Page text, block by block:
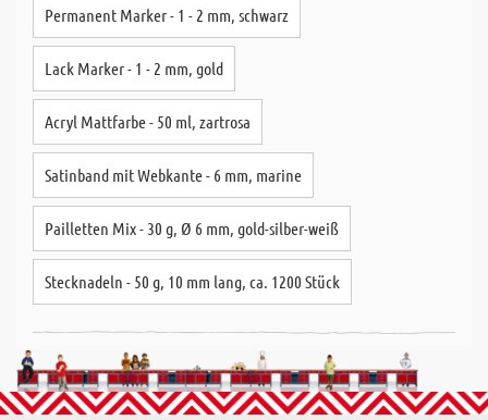
Permanent Marker - 1 - 2 mm, schwarz
Lack Marker - 1 - 2 mm, gold
Acryl Mattfarbe - 50 ml, zartrosa
Satinband mit Webkante - 6 mm, marine
Pailletten Mix - 30 g, Ø 6 mm, gold-silber-weiß
Stecknadeln - 50 g, 10 mm lang, ca. 1200 Stück